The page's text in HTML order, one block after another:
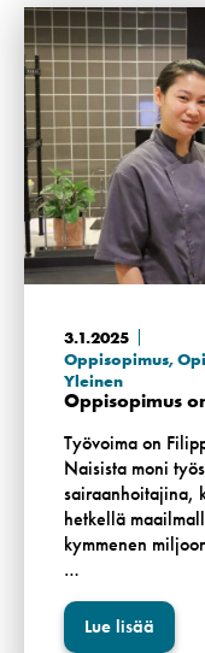
3.1.2025
Oppisopimus,
Yleinen
Oppisopimus
Työvoima on
Naisista moni
sairaanhoitajina,
hetkellä
kymmenen
…
Lue lisää